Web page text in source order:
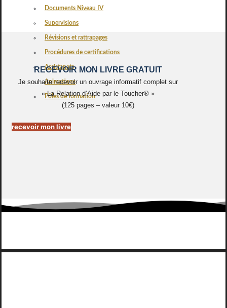
Documents Niveau IV
Supervisions
Révisions et rattrapages
Procédures de certifications
Assistanats
Animations
Pôles de formation
RECEVOIR MON LIVRE GRATUIT
Je souhaite recevoir un ouvrage informatif complet sur
« La Relation d’Aide par le Toucher® »
(125 pages – valeur 10€)
recevoir mon livre